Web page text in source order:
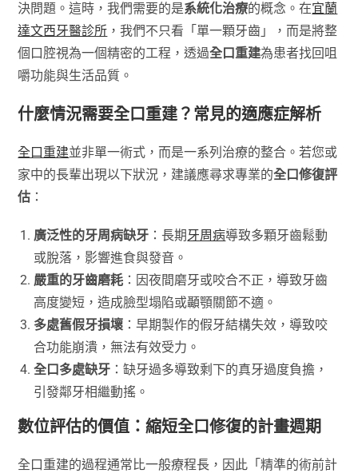
決問題。這時，我們需要的是系統化治療的概念。在宜蘭
達文西牙醫診所 ，我們不只看「單一顆牙齒」，而是將整
個口腔視為一個精密的工程，透過全口重建為患者找回咀
嚼功能與生活品質。
什麼情況需要全口重建？常見的適應症解析
全口重建並非單一術式，而是一系列治療的整合。若您或
家中的長輩出現以下狀況，建議應尋求專業的全口修復評
估 ：
廣泛性的牙周病缺牙 ：長期牙周病導致多顆牙齒鬆動
或脫落，影響進食與發音。
嚴重的牙齒磨耗 ：因夜間磨牙或咬合不正，導致牙齒
高度變短，造成臉型塌陷或顳顎關節不適。
多處舊假牙損壞 ：早期製作的假牙結構失效，導致咬
合功能崩潰，無法有效受力。
全口多處缺牙 ：缺牙過多導致剩下的真牙過度負擔，
引發鄰牙相繼動搖。
數位評估的價值：縮短全口修復的計畫週期
全口重建的過程通常比一般療程長，因此「精準的術前計